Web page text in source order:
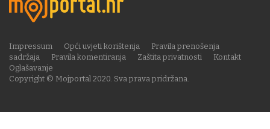
Copyright © Mojportal 2020. Sva prava pridržana.
Impressum Opći uvjeti korištenja
Pravila prenošenja
sadržaja
Pravila komentiranja Zaštita privatnosti
Kontakt
Oglašavanje